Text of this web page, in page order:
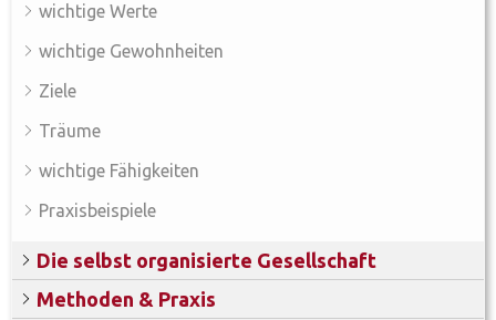
wichtige Werte
wichtige Gewohnheiten
Ziele
Träume
wichtige Fähigkeiten
Praxisbeispiele
Die selbst organisierte Gesellschaft
Methoden & Praxis